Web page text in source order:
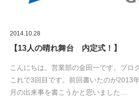
2014.10.28
【13人の晴れ舞台 内定式！】
こんにちは。営業部の金田一です。ブロ
これで3回目です。前回書いたのが2013
月の出来事を書こうかと思いました…